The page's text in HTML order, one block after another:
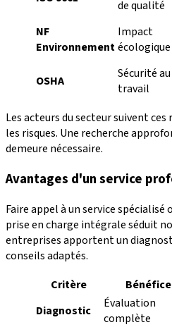
de qualité
NF
Environnement
Impact
écologique
OSHA
Sécurité au
travail
Les acteurs du secteur suivent
les risques. Une recherche
demeure nécessaire.
Avantages d'un service
Faire appel à un service spécialisé
prise en charge intégrale séduit
entreprises apportent un
conseils adaptés.
Critère
Bénéfice
Diagnostic
Évaluation
complète